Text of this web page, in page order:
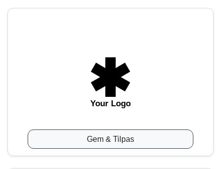
Your Logo
Gem & Tilpas